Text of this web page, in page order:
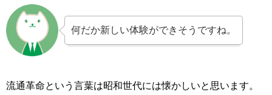
何だか新しい体験ができそうですね。
流通革命という言葉は昭和世代には懐かしいと思います。